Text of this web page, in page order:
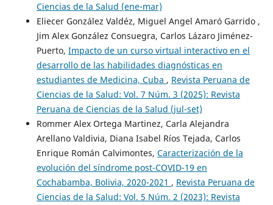
Ciencias de la Salud (ene-mar)
Eliecer González Valdéz, Miguel Angel Amaró Garrido ,
Jim Alex González Consuegra, Carlos Lázaro Jiménez-
Puerto, Impacto de un curso virtual interactivo en el
desarrollo de las habilidades diagnósticas en
estudiantes de Medicina, Cuba , Revista Peruana de
Ciencias de la Salud: Vol. 7 Núm. 3 (2025): Revista
Peruana de Ciencias de la Salud (jul-set)
Rommer Alex Ortega Martinez, Carla Alejandra
Arellano Valdivia, Diana Isabel Ríos Tejada, Carlos
Enrique Román Calvimontes, Caracterización de la
evolución del síndrome post-COVID-19 en
Cochabamba, Bolivia, 2020-2021 , Revista Peruana de
Ciencias de la Salud: Vol. 5 Núm. 2 (2023): Revista